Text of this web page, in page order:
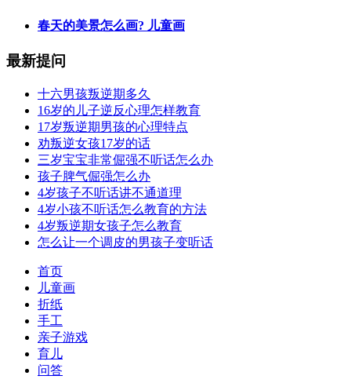
春天的美景怎么画? 儿童画
最新提问
十六男孩叛逆期多久
16岁的儿子逆反心理怎样教育
17岁叛逆期男孩的心理特点
劝叛逆女孩17岁的话
三岁宝宝非常倔强不听话怎么办
孩子脾气倔强怎么办
4岁孩子不听话讲不通道理
4岁小孩不听话怎么教育的方法
4岁叛逆期女孩子怎么教育
怎么让一个调皮的男孩子变听话
首页
儿童画
折纸
手工
亲子游戏
育儿
问答